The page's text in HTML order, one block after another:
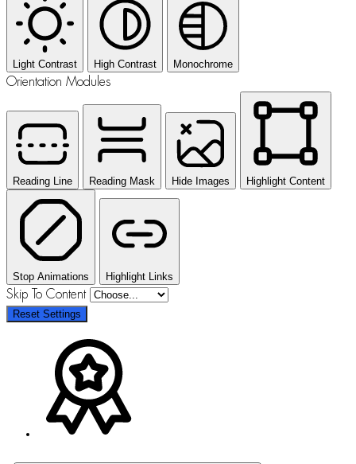
Light Contrast High Contrast Monochrome
Orientation Modules
Reading Line Reading Mask Hide Images Highlight Content
Stop Animations Highlight Links
Skip To Content
Reset Settings